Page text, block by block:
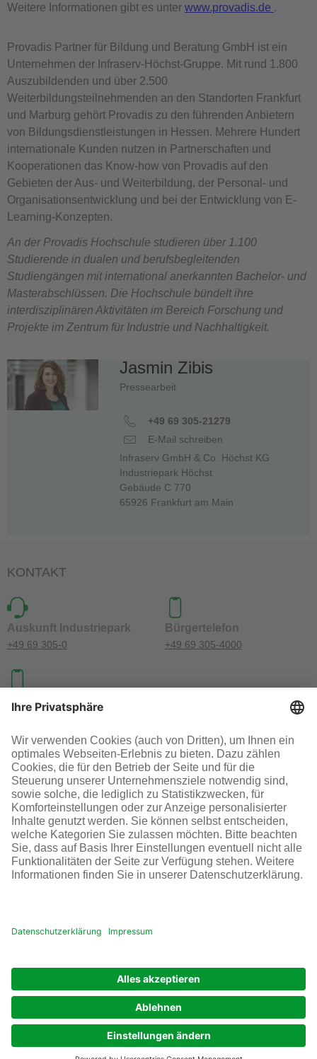
Weitere Informationen gibt es unter www.provadis.de .
Provadis Partner für Bildung und Beratung GmbH ist ein
Unternehmen der Infraserv-Höchst-Gruppe. Mit rund 1.800
Auszubildenden und über 2.500
Weiterbildungsteilnehmenden an den Standorten Frankfurt
und Marburg gehört Provadis zu den führenden Anbietern
von Bildungsdienstleistungen in Hessen. Mehrere Hundert
internationale Kunden nutzen in Partnerschaften und
Kooperationen das Know-how von Provadis auf den
Gebieten der Aus- und Weiterbildung, der Personal- und
Organisationsentwicklung und bei der Entwicklung von E-
Learning-Konzepten.
An der Provadis Hochschule studieren über 1.100
Studierende in dualen und berufsbegleitenden
Studiengängen mit international anerkannten Bachelor- und
Masterabschlüssen. Die Hochschule bündelt ihre
interdisziplinären Aktivitäten im Bereich Forschung und
Projekte im Zentrum für Industrie und Nachhaltigkeit.
Jasmin Zibis
Pressearbeit
+49 69 305-21279
E-Mail schreiben
Infraserv GmbH & Co. Höchst KG
Industriepark Höchst
Gebäude C 770
65926 Frankfurt am Main
KONTAKT
Auskunft Industriepark
+49 69 305-0
Bürgertelefon
+49 69 305-4000
Investoren-Kontakt
+49 69 305-46300
SOCIAL MEDIA
AGB Impressum Datenschutz Cookie-Einstellungen